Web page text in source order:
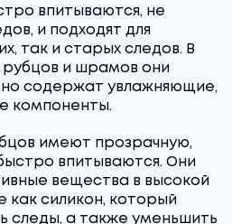
впитываются, не
и подходят для
так и старых следов. В
рубцов и шрамов они
содержат увлажняющие,
компоненты.
имеют прозрачную,
впитываются. Они
вещества в высокой
как силикон, который
следы, а также уменьшить